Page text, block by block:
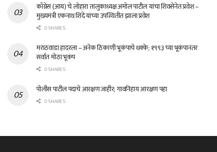
काँग्रेस (आय) चे लोहारा तालुकाध्यक्ष अमोल पाटील यांचा शिवसेनेत प्रवेश –
मुख्यमंत्री एकनाथ शिंदे यांच्या उपस्थितीत झाला प्रवेश
0 SHARES
मराठवाडा हादरला – अनेक ठिकाणी भूकंपाचे धक्के; १९९३ च्या भूकंपानंतर
सर्वात मोठा भूकंप
0 SHARES
पोलीस पाटील पदाचे आरक्षण जाहीर; गावनिहाय आरक्षण पहा
0 SHARES